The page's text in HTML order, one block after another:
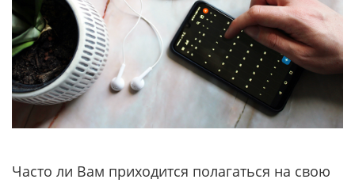
Часто ли Вам приходится полагаться на свою